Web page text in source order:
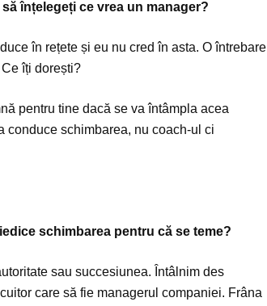
înțelegeți ce vrea un manager?
în rețete și eu nu cred în asta. O întrebare
îți dorești?
pentru tine dacă se va întâmpla acea
conduce schimbarea, nu coach-ul ci
schimbarea pentru că se teme?
sau succesiunea. Întâlnim des
care să fie managerul companiei. Frâna